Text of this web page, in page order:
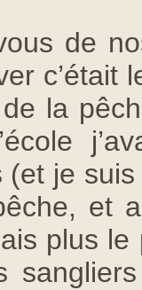
de
c’était
de la
(et je
et
plus